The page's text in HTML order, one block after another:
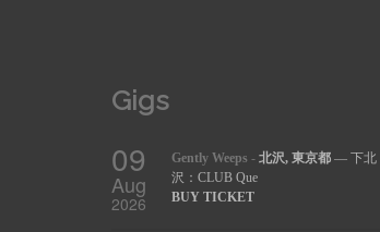
Gigs
09
Aug
2026
Gently Weeps - 北沢, 東京都 — 下北
沢：CLUB Que
BUY TICKET